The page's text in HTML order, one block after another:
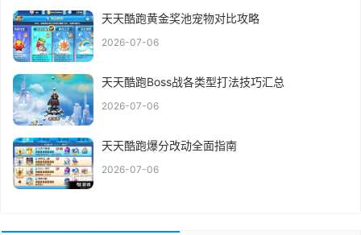
天天酷跑黄金奖池宠物对比攻略
2026-07-06
天天酷跑Boss战各类型打法技巧汇总
2026-07-06
天天酷跑爆分改动全面指南
2026-07-06